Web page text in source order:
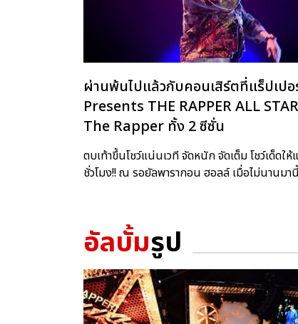
ผ่านพ้นไปแล้วกับคอนเสิร์ตที่แร็ปเป
Presents THE RAPPER ALL
The Rapper ทั้ง 2 ซีซั่น
ตบเท้าขึ้นโชว์แน่นเวที จัดหนัก จัดเต็ม โชว์เด็
ชั่วโมง!! ณ รอยัลพารากอน ฮอลล์ เมื่อไม่นานม
อัลบั้มรูป